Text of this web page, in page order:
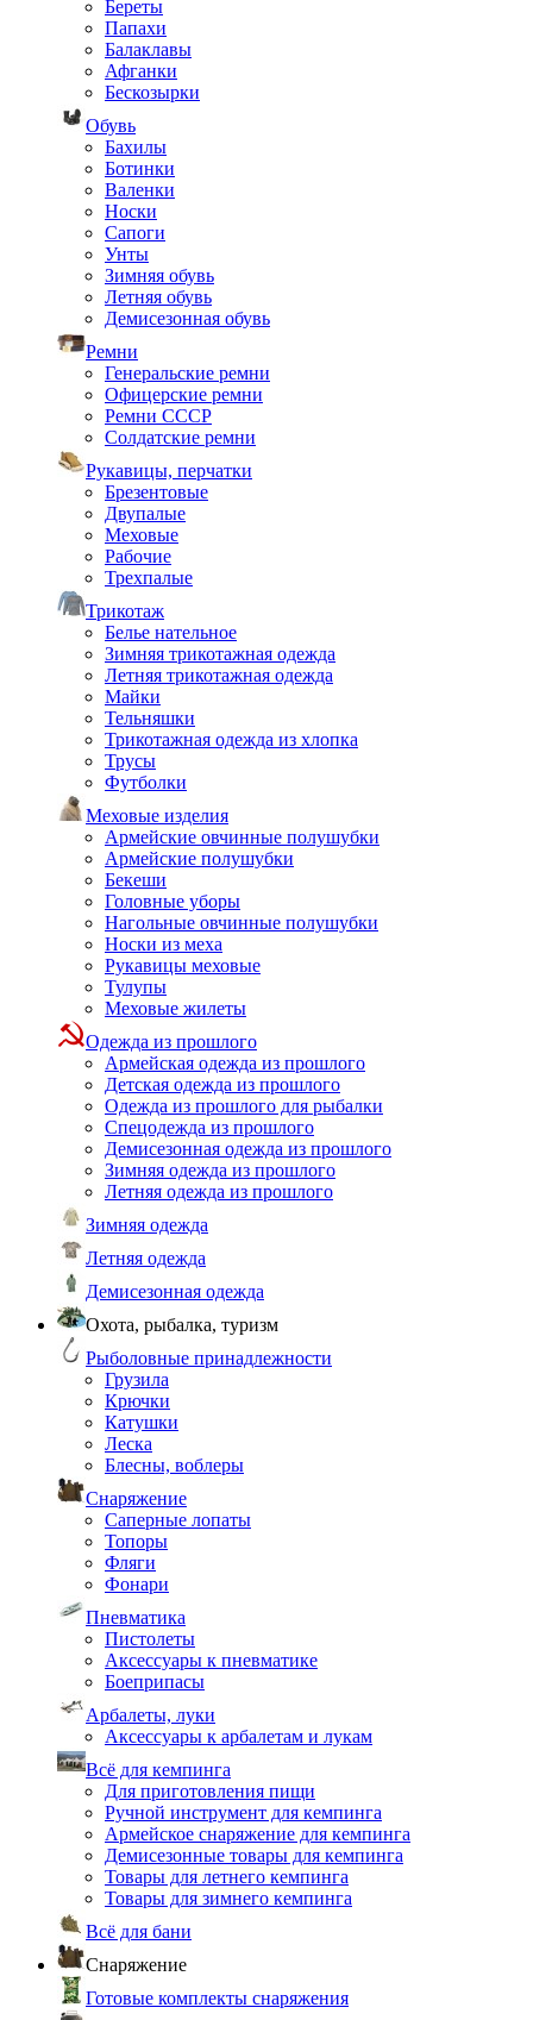
Береты
Папахи
Балаклавы
Афганки
Бескозырки
Обувь
Бахилы
Ботинки
Валенки
Носки
Сапоги
Унты
Зимняя обувь
Летняя обувь
Демисезонная обувь
Ремни
Генеральские ремни
Офицерские ремни
Ремни СССР
Солдатские ремни
Рукавицы, перчатки
Брезентовые
Двупалые
Меховые
Рабочие
Трехпалые
Трикотаж
Белье нательное
Зимняя трикотажная одежда
Летняя трикотажная одежда
Майки
Тельняшки
Трикотажная одежда из хлопка
Трусы
Футболки
Меховые изделия
Армейские овчинные полушубки
Армейские полушубки
Бекеши
Головные уборы
Нагольные овчинные полушубки
Носки из меха
Рукавицы меховые
Тулупы
Меховые жилеты
Одежда из прошлого
Армейская одежда из прошлого
Детская одежда из прошлого
Одежда из прошлого для рыбалки
Спецодежда из прошлого
Демисезонная одежда из прошлого
Зимняя одежда из прошлого
Летняя одежда из прошлого
Зимняя одежда
Летняя одежда
Демисезонная одежда
Охота, рыбалка, туризм
Рыболовные принадлежности
Грузила
Крючки
Катушки
Леска
Блесны, воблеры
Снаряжение
Саперные лопаты
Топоры
Фляги
Фонари
Пневматика
Пистолеты
Аксессуары к пневматике
Боеприпасы
Арбалеты, луки
Аксессуары к арбалетам и лукам
Всё для кемпинга
Для приготовления пищи
Ручной инструмент для кемпинга
Армейское снаряжение для кемпинга
Демисезонные товары для кемпинга
Товары для летнего кемпинга
Товары для зимнего кемпинга
Всё для бани
Снаряжение
Готовые комплекты снаряжения